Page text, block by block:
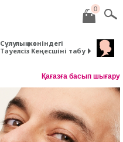
0
Сұлулық жөніндегі
Тәуелсіз Кеңесшіні табу
Қағазға басып шығару